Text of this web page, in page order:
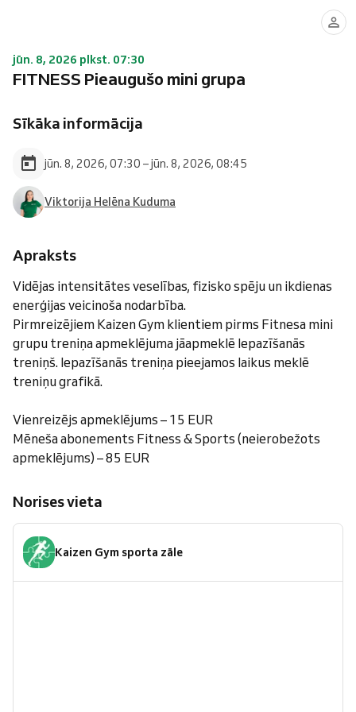
jūn. 8, 2026 plkst. 07:30
FITNESS Pieaugušo mini grupa
Sīkāka informācija
jūn. 8, 2026, 07:30 – jūn. 8, 2026, 08:45
Viktorija Helēna Kuduma
Apraksts
Vidējas intensitātes veselības, fizisko spēju un ikdienas
enerģijas veicinoša nodarbība.
Pirmreizējiem Kaizen Gym klientiem pirms Fitnesa mini
grupu treniņa apmeklējuma jāapmeklē Iepazīšanās
treniņš. Iepazīšanās treniņa pieejamos laikus meklē
treniņu grafikā.
Vienreizējs apmeklējums – 15 EUR
Mēneša abonements Fitness & Sports (neierobežots
apmeklējums) – 85 EUR
Norises vieta
Kaizen Gym sporta zāle